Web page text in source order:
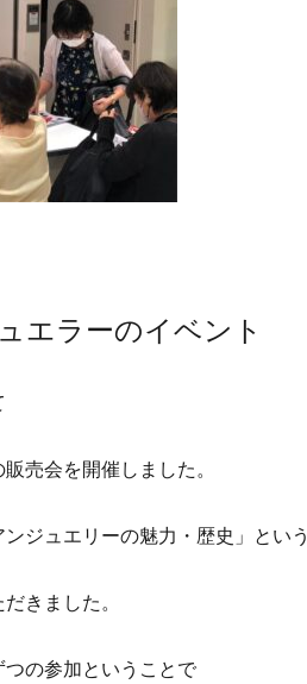
エラーのイベント
売会を開催しました。
ジュエリーの魅力・歴史」という
きました。
の参加ということで